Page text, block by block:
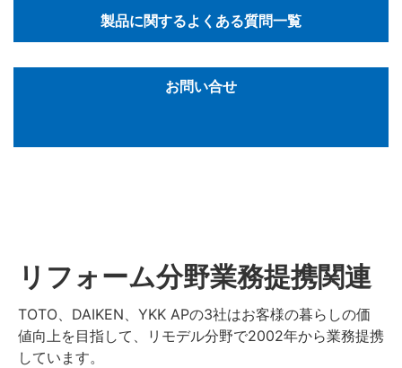
製品に関するよくある質問一覧
お問い合せ
リフォーム分野業務提携関連
TOTO、DAIKEN、YKK APの3社はお客様の暮らしの価
値向上を目指して、リモデル分野で2002年から業務提携
しています。